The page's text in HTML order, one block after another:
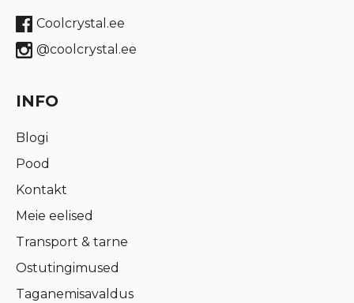
Coolcrystal.ee
@coolcrystal.ee
INFO
Blogi
Pood
Kontakt
Meie eelised
Transport & tarne
Ostutingimused
Taganemisavaldus